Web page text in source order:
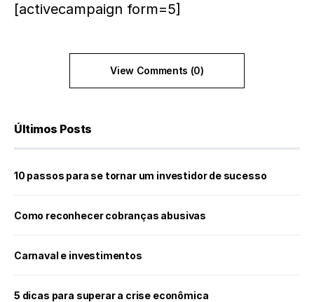
[activecampaign form=5]
View Comments (0)
Últimos Posts
10 passos para se tornar um investidor de sucesso
Como reconhecer cobranças abusivas
Carnaval e investimentos
5 dicas para superar a crise econômica